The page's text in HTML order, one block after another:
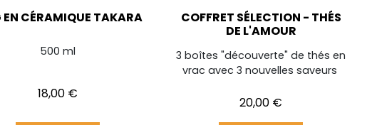
EN CÉRAMIQUE TAKARA
500 ml
Prix
18,00 €
COFFRET SÉLECTION - THÉS
DE L'AMOUR
3 boîtes "découverte" de thés en
vrac avec 3 nouvelles saveurs
Prix
20,00 €